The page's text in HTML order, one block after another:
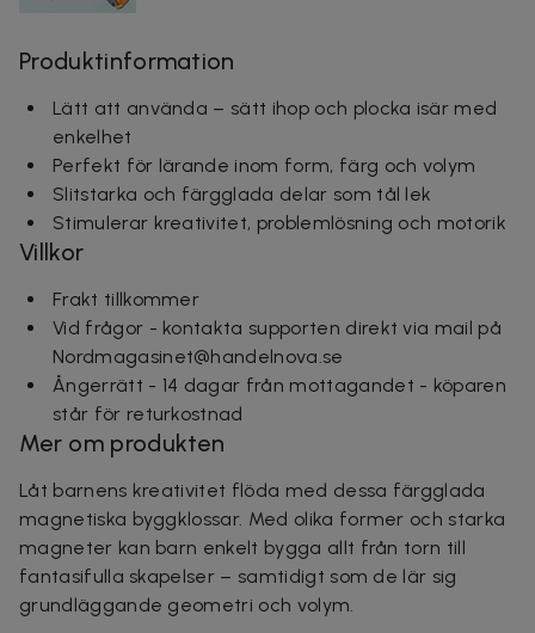
Produktinformation
Lätt att använda – sätt ihop och plocka isär med
enkelhet
Perfekt för lärande inom form, färg och volym
Slitstarka och färgglada delar som tål lek
Stimulerar kreativitet, problemlösning och motorik
Villkor
Frakt tillkommer
Vid frågor - kontakta supporten direkt via mail på
Nordmagasinet@handelnova.se
Ångerrätt - 14 dagar från mottagandet - köparen
står för returkostnad
Mer om produkten
Låt barnens kreativitet flöda med dessa färgglada
magnetiska byggklossar. Med olika former och starka
magneter kan barn enkelt bygga allt från torn till
fantasifulla skapelser – samtidigt som de lär sig
grundläggande geometri och volym.